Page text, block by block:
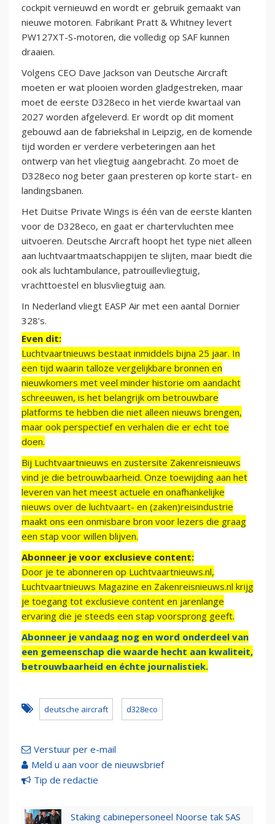
cockpit vernieuwd en wordt er gebruik gemaakt van
nieuwe motoren. Fabrikant Pratt & Whitney levert
PW127XT-S-motoren, die volledig op SAF kunnen
draaien.
Volgens CEO Dave Jackson van Deutsche Aircraft
moeten er wat plooien worden gladgestreken, maar
moet de eerste D328eco in het vierde kwartaal van
2027 worden afgeleverd. Er wordt op dit moment
gebouwd aan de fabriekshal in Leipzig, en de komende
tijd worden er verdere verbeteringen aan het
ontwerp van het vliegtuig aangebracht. Zo moet de
D328eco nog beter gaan presteren op korte start- en
landingsbanen.
Het Duitse Private Wings is één van de eerste klanten
voor de D328eco, en gaat er chartervluchten mee
uitvoeren. Deutsche Aircraft hoopt het type niet alleen
aan luchtvaartmaatschappijen te slijten, maar biedt die
ook als luchtambulance, patrouillevliegtuig,
vrachttoestel en blusvliegtuig aan.
In Nederland vliegt EASP Air met een aantal Dornier
328’s.
Even dit:
Luchtvaartnieuws bestaat inmiddels bijna 25 jaar. In
een tijd waarin talloze vergelijkbare bronnen en
nieuwkomers met veel minder historie om aandacht
schreeuwen, is het belangrijk om betrouwbare
platforms te hebben die niet alleen nieuws brengen,
maar ook perspectief en verhalen die er echt toe
doen.
Bij Luchtvaartnieuws en zustersite Zakenreisnieuws
vind je die betrouwbaarheid. Onze toewijding aan het
leveren van het meest actuele en onafhankelijke
nieuws over de luchtvaart- en (zaken)reisindustrie
maakt ons een onmisbare bron voor lezers die graag
een stap voor willen blijven.
Abonneer je voor exclusieve content:
Door je te abonneren op Luchtvaartnieuws.nl,
Luchtvaartnieuws Magazine en Zakenreisnieuws.nl krijg
je toegang tot exclusieve content en jarenlange
ervaring die je steeds een stap voorsprong geeft.
Abonneer je vandaag nog en word onderdeel van
een gemeenschap die waarde hecht aan kwaliteit,
betrouwbaarheid en échte journalistiek.
deutsche aircraft d328eco
Verstuur per e-mail
Meld u aan voor de nieuwsbrief
Tip de redactie
Staking cabinepersoneel Noorse tak SAS